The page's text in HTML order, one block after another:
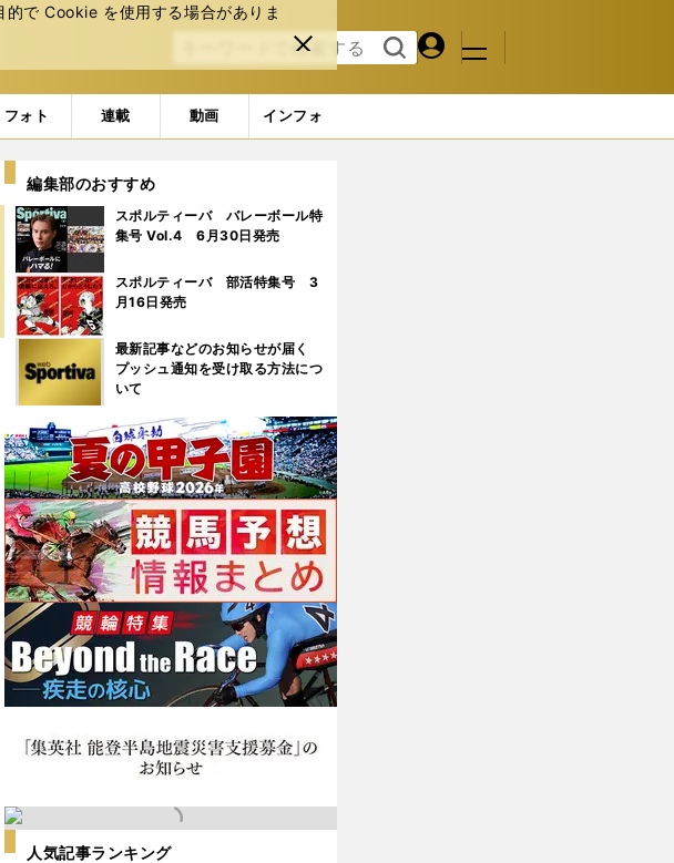
で Cookie を使⽤する場合がありま
閉じ
る
検索
る
マイペ
ジ
メニュ
フォト 連載 動画 インフォ
学の「予想外」だったこと
編集部のおすすめ
スポルティーバ バレーボール特
集号 Vol.4 6月30日発売
スポルティーバ 部活特集号 3
月16日発売
最新記事などのお知らせが届く
プッシュ通知を受け取る方法につ
いて
人気記事ランキング